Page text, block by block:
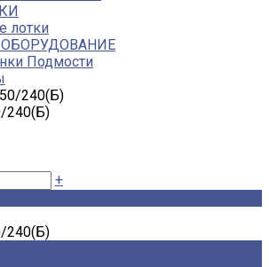
лотки
Подмости
240(Б)
+
240(Б)